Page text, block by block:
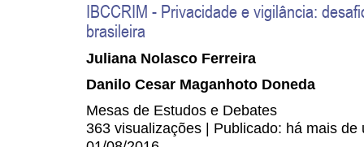
IBCCRIM - Privacidade e vigilância:
brasileira
Juliana Nolasco Ferreira
Danilo Cesar Maganhoto Doneda
Mesas de Estudos e Debates
363 visualizações | Publicado: há mais de